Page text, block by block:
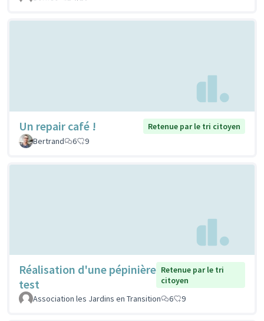
Un repair café !
Retenue par le tri citoyen
Bertrand
6 9
Réalisation d'une pépinière
test
Retenue par le tri
citoyen
Association les Jardins en Transition
6 9